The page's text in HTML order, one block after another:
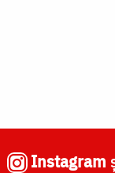
Instagram